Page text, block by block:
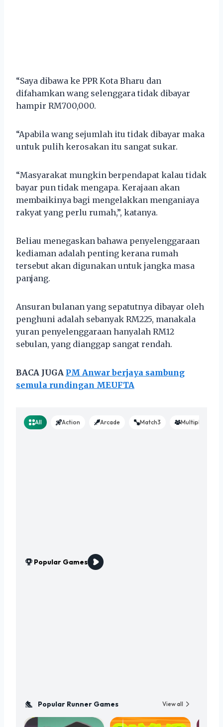
“Saya dibawa ke PPR Kota Bharu dan
difahamkan wang selenggara tidak dibayar
hampir RM700,000.
“Apabila wang sejumlah itu tidak dibayar maka
untuk pulih kerosakan itu sangat sukar.
“Masyarakat mungkin berpendapat kalau tidak
bayar pun tidak mengapa. Kerajaan akan
membaikinya bagi mengelakkan menganiaya
rakyat yang perlu rumah,”, katanya.
Beliau menegaskan bahawa penyelenggaraan
kediaman adalah penting kerana rumah
tersebut akan digunakan untuk jangka masa
panjang.
Ansuran bulanan yang sepatutnya dibayar oleh
penghuni adalah sebanyak RM225, manakala
yuran penyelenggaraan hanyalah RM12
sebulan, yang dianggap sangat rendah.
BACA JUGA PM Anwar berjaya sambung
semula rundingan MEUFTA